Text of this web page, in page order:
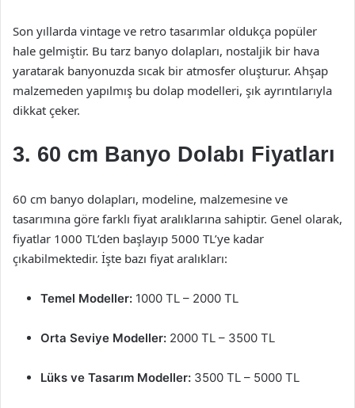
Son yıllarda vintage ve retro tasarımlar oldukça popüler
hale gelmiştir. Bu tarz banyo dolapları, nostaljik bir hava
yaratarak banyonuzda sıcak bir atmosfer oluşturur. Ahşap
malzemeden yapılmış bu dolap modelleri, şık ayrıntılarıyla
dikkat çeker.
3. 60 cm Banyo Dolabı Fiyatları
60 cm banyo dolapları, modeline, malzemesine ve
tasarımına göre farklı fiyat aralıklarına sahiptir. Genel olarak,
fiyatlar 1000 TL’den başlayıp 5000 TL’ye kadar
çıkabilmektedir. İşte bazı fiyat aralıkları:
Temel Modeller: 1000 TL – 2000 TL
Orta Seviye Modeller: 2000 TL – 3500 TL
Lüks ve Tasarım Modeller: 3500 TL – 5000 TL